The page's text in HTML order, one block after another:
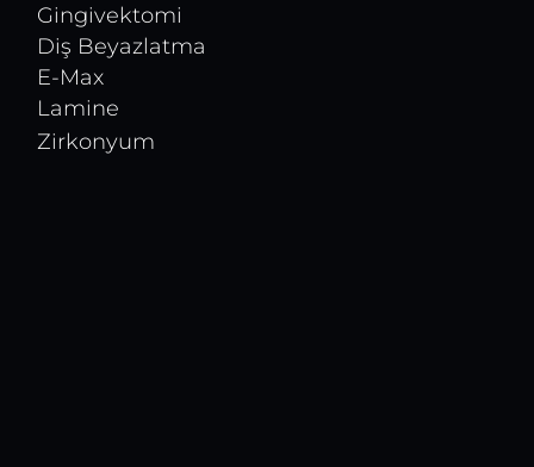
Gingivektomi
Diş Beyazlatma
E-Max
Lamine
Zirkonyum